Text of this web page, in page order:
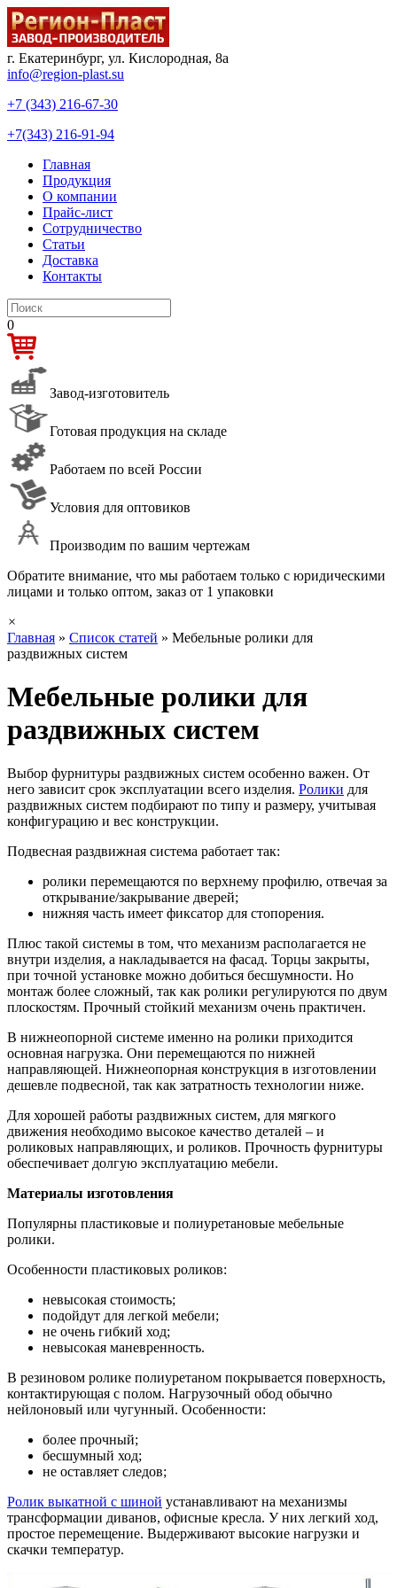
г. Екатеринбург, ул. Кислородная, 8а
info@region-plast.su
+7 (343) 216-67-30
+7(343) 216-91-94
Главная
Продукция
О компании
Прайс-лист
Сотрудничество
Статьи
Доставка
Контакты
0
Завод-изготовитель
Готовая продукция на складе
Работаем по всей России
Условия для оптовиков
Производим по вашим чертежам
Обратите внимание, что мы работаем только с юридическими
лицами и только оптом, заказ от 1 упаковки
×
Главная » Список статей » Мебельные ролики для
раздвижных систем
Мебельные ролики для
раздвижных систем
Выбор фурнитуры раздвижных систем особенно важен. От
него зависит срок эксплуатации всего изделия. Ролики для
раздвижных систем подбирают по типу и размеру, учитывая
конфигурацию и вес конструкции.
Подвесная раздвижная система работает так:
ролики перемещаются по верхнему профилю, отвечая за
открывание/закрывание дверей;
нижняя часть имеет фиксатор для стопорения.
Плюс такой системы в том, что механизм располагается не
внутри изделия, а накладывается на фасад. Торцы закрыты,
при точной установке можно добиться бесшумности. Но
монтаж более сложный, так как ролики регулируются по двум
плоскостям. Прочный стойкий механизм очень практичен.
В нижнеопорной системе именно на ролики приходится
основная нагрузка. Они перемещаются по нижней
направляющей. Нижнеопорная конструкция в изготовлении
дешевле подвесной, так как затратность технологии ниже.
Для хорошей работы раздвижных систем, для мягкого
движения необходимо высокое качество деталей – и
роликовых направляющих, и роликов. Прочность фурнитуры
обеспечивает долгую эксплуатацию мебели.
Материалы изготовления
Популярны пластиковые и полиуретановые мебельные
ролики.
Особенности пластиковых роликов:
невысокая стоимость;
подойдут для легкой мебели;
не очень гибкий ход;
невысокая маневренность.
В резиновом ролике полиуретаном покрывается поверхность,
контактирующая с полом. Нагрузочный обод обычно
нейлоновый или чугунный. Особенности:
более прочный;
бесшумный ход;
не оставляет следов;
Ролик выкатной с шиной устанавливают на механизмы
трансформации диванов, офисные кресла. У них легкий ход,
простое перемещение. Выдерживают высокие нагрузки и
скачки температур.